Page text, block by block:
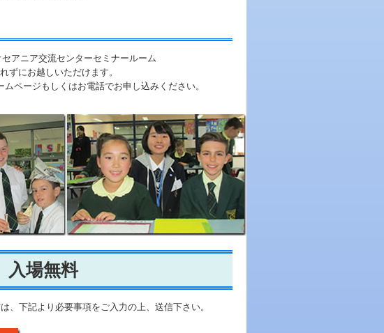
アニア交流センターセミナールーム
ずにお越しいただけます。
ページもしくはお電話でお申し込みください。
入場無料
、下記より必要事項をご入力の上、送信下さい。